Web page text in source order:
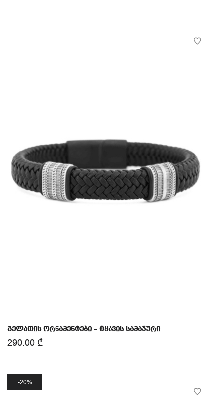
გელათის ორნამენტები – ტყავის სამაჯური
290.00 ₾
20%